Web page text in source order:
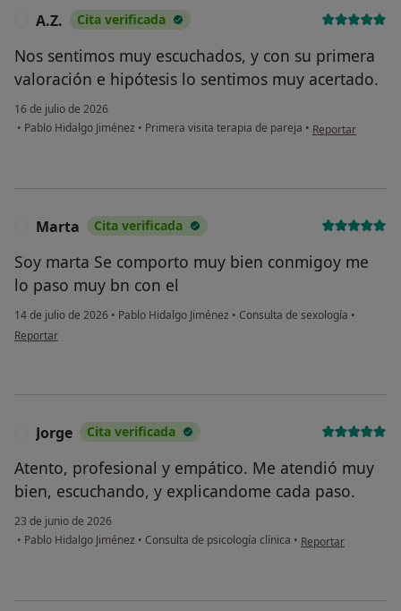
A.Z. Cita verificada
Nos sentimos muy escuchados, y con su primera
valoración e hipótesis lo sentimos muy acertado.
16 de julio de 2026
• Pablo Hidalgo Jiménez • Primera visita terapia de pareja • en opinión del
Reportar
Marta Cita verificada
Soy marta Se comporto muy bien conmigoy me
lo paso muy bn con el
14 de julio de 2026 • Pablo Hidalgo Jiménez • Consulta de sexología •
en opinión del usuario Marta
Reportar
Jorge Cita verificada
Atento, profesional y empático. Me atendió muy
bien, escuchando, y explicandome cada paso.
23 de junio de 2026
• Pablo Hidalgo Jiménez • Consulta de psicología clínica • en opinión del
Reportar